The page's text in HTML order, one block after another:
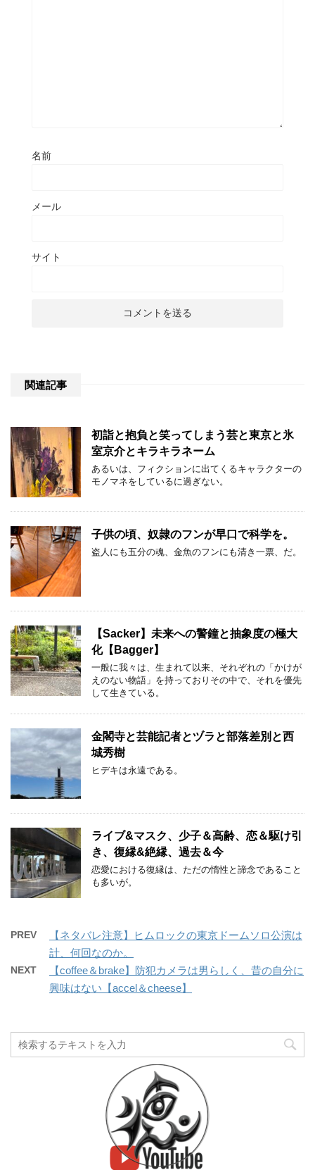
名前
メール
サイト
関連記事
初詣と抱負と笑ってしまう芸と東京と氷
室京介とキラキラネーム
あるいは、フィクションに出てくるキャラクターの
モノマネをしているに過ぎない。
子供の頃、奴隷のフンが早口で科学を。
盗人にも五分の魂、金魚のフンにも清き一票、だ。
【Sacker】未来への警鐘と抽象度の極大
化【Bagger】
一般に我々は、生まれて以来、それぞれの「かけが
えのない物語」を持っておりその中で、それを優先
して生きている。
金閣寺と芸能記者とヅラと部落差別と西
城秀樹
ヒデキは永遠である。
ライブ&マスク、少子＆高齢、恋＆駆け引
き、復縁&絶縁、過去＆今
恋愛における復縁は、ただの惰性と諦念であること
も多いが。
PREV
【ネタバレ注意】ヒムロックの東京ドームソロ公演は
計、何回なのか。
NEXT
【coffee＆brake】防犯カメラは男らしく、昔の自分に
興味はない【accel＆cheese】